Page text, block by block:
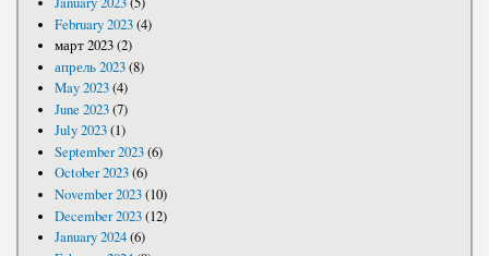
February 2023(4)
март 2023(2)
апрель 2023(8)
May 2023(4)
June 2023(7)
July 2023(1)
September 2023(6)
October 2023(6)
November 2023(10)
December 2023(12)
January 2024(6)